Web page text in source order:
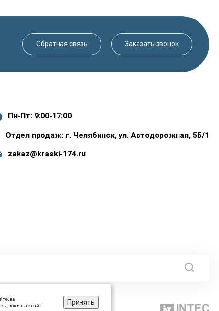
Обратная связь Заказать звонок
Пн-Пт: 9:00-17:00
Отдел продаж: г. Челябинск, ул. Автодорожная, 5Б/1
zakaz@kraski-174.ru
вы
покиньте сайт.
Принять